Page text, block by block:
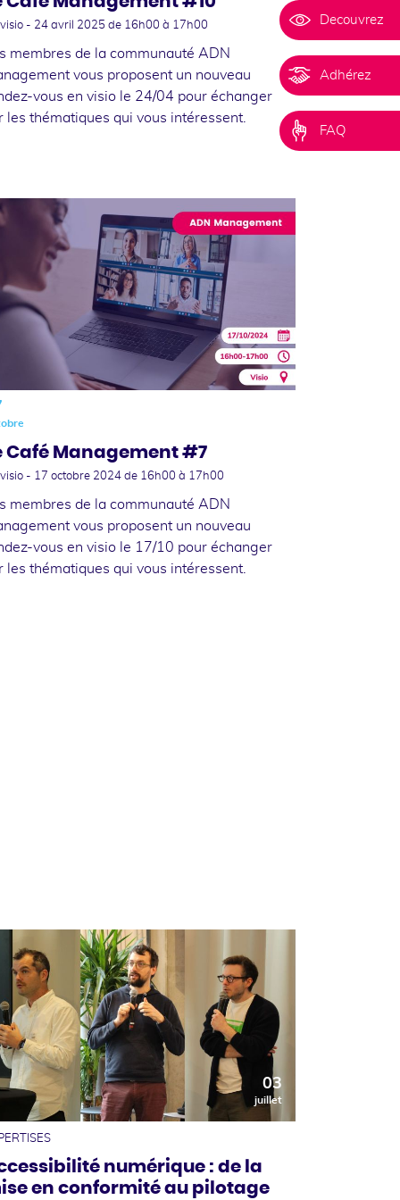
- 24 avril 2025 de 16h00 à 17h00
membres de la communauté ADN
vous proposent un nouveau
vous en visio le 24/04 pour échanger
les thématiques qui vous intéressent.
Café Management #7
- 17 octobre 2024 de 16h00 à 17h00
membres de la communauté ADN
vous proposent un nouveau
vous en visio le 17/10 pour échanger
les thématiques qui vous intéressent.
Decouvrez
Adhérez
FAQ
03
juillet
numérique : de la
en conformité au pilotage